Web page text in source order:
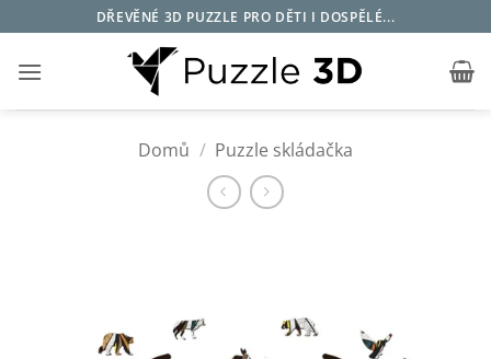
na
obsah
DŘEVĚNÉ 3D PUZZLE PRO DĚTI I DOSPĚLÉ...
Domů / Puzzle skládačka